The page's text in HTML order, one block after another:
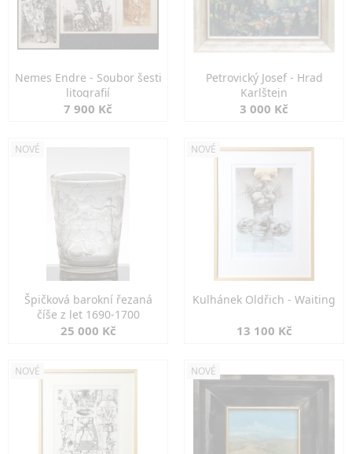
Nemes Endre - Soubor šesti
litografií
7 900 Kč
Petrovický Josef - Hrad
Karlštejn
3 000 Kč
NOVÉ
Špičková barokní řezaná
číše z let 1690-1700
25 000 Kč
NOVÉ
Kulhánek Oldřich - Waiting
13 100 Kč
NOVÉ NOVÉ